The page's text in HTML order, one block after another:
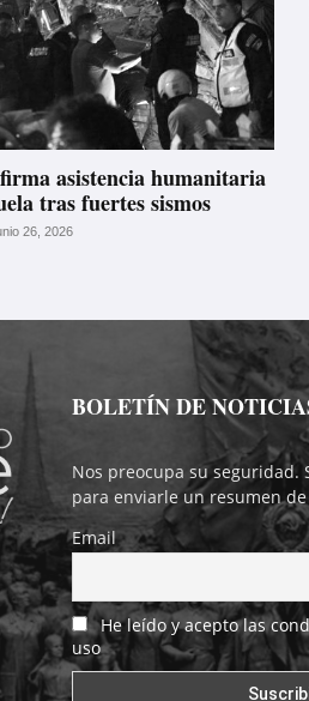
asistencia humanitaria
tras fuertes sismos
26, 2026
BOLETÍN DE
Nos preocupa su seguridad.
para enviarle un resumen
Email
He leído y acepto las
uso